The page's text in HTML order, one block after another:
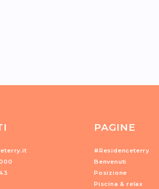
PAGINE
#Residenceterry
Benvenuti
Posizione
Piscina & relax